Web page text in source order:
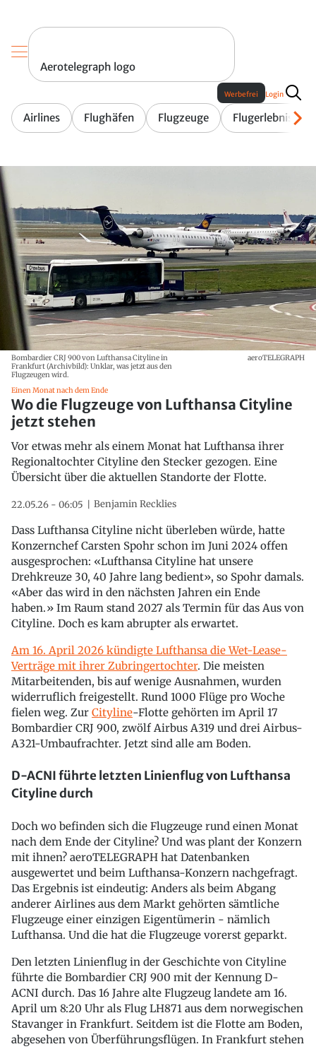
Aerotelegraph logo
Airlines Flughäfen Flugzeuge Flugerlebnis
Werbefrei Login
Bombardier CRJ 900 von Lufthansa Cityline in
Frankfurt (Archivbild): Unklar, was jetzt aus den
Flugzeugen wird.
aeroTELEGRAPH
Einen Monat nach dem Ende
Wo die Flugzeuge von Lufthansa Cityline
jetzt stehen
Vor etwas mehr als einem Monat hat Lufthansa ihrer
Regionaltochter Cityline den Stecker gezogen. Eine
Übersicht über die aktuellen Standorte der Flotte.
22.05.26 - 06:05 Benjamin Recklies
Dass Lufthansa Cityline nicht überleben würde, hatte
Konzernchef Carsten Spohr schon im Juni 2024 offen
ausgesprochen: «Lufthansa Cityline hat unsere
Drehkreuze 30, 40 Jahre lang bedient», so Spohr damals.
«Aber das wird in den nächsten Jahren ein Ende
haben.» Im Raum stand 2027 als Termin für das Aus von
Cityline. Doch es kam abrupter als erwartet.
Am 16. April 2026 kündigte Lufthansa die Wet-Lease-
Verträge mit ihrer Zubringertochter. Die meisten
Mitarbeitenden, bis auf wenige Ausnahmen, wurden
widerruflich freigestellt. Rund 1000 Flüge pro Woche
fielen weg. Zur Cityline-Flotte gehörten im April 17
Bombardier CRJ 900, zwölf Airbus A319 und drei Airbus-
A321-Umbaufrachter. Jetzt sind alle am Boden.
D-ACNI führte letzten Linienflug von Lufthansa
Cityline durch
Doch wo befinden sich die Flugzeuge rund einen Monat
nach dem Ende der Cityline? Und was plant der Konzern
mit ihnen? aeroTELEGRAPH hat Datenbanken
ausgewertet und beim Lufthansa-Konzern nachgefragt.
Das Ergebnis ist eindeutig: Anders als beim Abgang
anderer Airlines aus dem Markt gehörten sämtliche
Flugzeuge einer einzigen Eigentümerin - nämlich
Lufthansa. Und die hat die Flugzeuge vorerst geparkt.
Den letzten Linienflug in der Geschichte von Cityline
führte die Bombardier CRJ 900 mit der Kennung D-
ACNI durch. Das 16 Jahre alte Flugzeug landete am 16.
April um 8:20 Uhr als Flug LH871 aus dem norwegischen
Stavanger in Frankfurt. Seitdem ist die Flotte am Boden,
abgesehen von Überführungsflügen. In Frankfurt stehen